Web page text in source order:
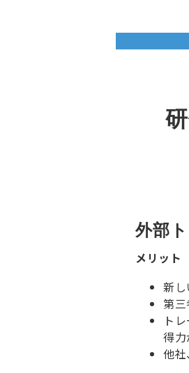
外部
メリット
新
第
ト
得
他